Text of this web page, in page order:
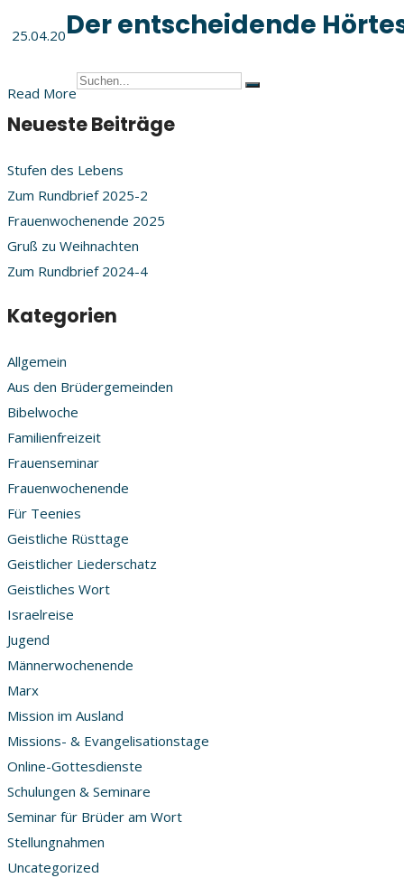
25.04.20Der entscheidende
Read More
Neueste Beiträge
Stufen des Lebens
Zum Rundbrief 2025-2
Frauenwochenende 2025
Gruß zu Weihnachten
Zum Rundbrief 2024-4
Kategorien
Allgemein
Aus den Brüdergemeinden
Bibelwoche
Familienfreizeit
Frauenseminar
Frauenwochenende
Für Teenies
Geistliche Rüsttage
Geistlicher Liederschatz
Geistliches Wort
Israelreise
Jugend
Männerwochenende
Marx
Mission im Ausland
Missions- & Evangelisationstage
Online-Gottesdienste
Schulungen & Seminare
Seminar für Brüder am Wort
Stellungnahmen
Uncategorized